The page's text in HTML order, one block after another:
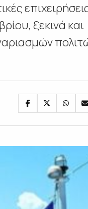
ξεκινά και